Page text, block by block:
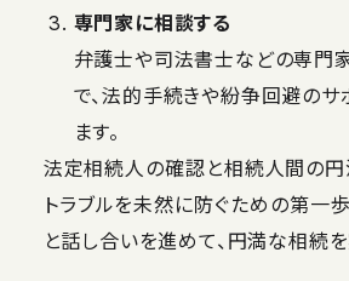
専門家に相談する
弁護士や司法書士などの専門
で、法的手続きや紛争回避のサ
ます。
法定相続人の確認と相続人間の円
トラブルを未然に防ぐための第一
と話し合いを進めて、円満な相続を